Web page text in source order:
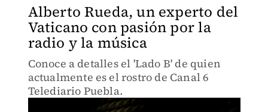
Alberto Rueda, un experto del
Vaticano con pasión por la
radio y la música
Conoce a detalles el 'Lado B' de quien
actualmente es el rostro de Canal 6
Telediario Puebla.